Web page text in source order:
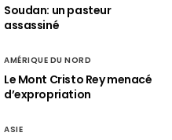
Soudan: un pasteur
assassiné
AMÉRIQUE DU NORD
Le Mont Cristo Rey menacé
d’expropriation
ASIE